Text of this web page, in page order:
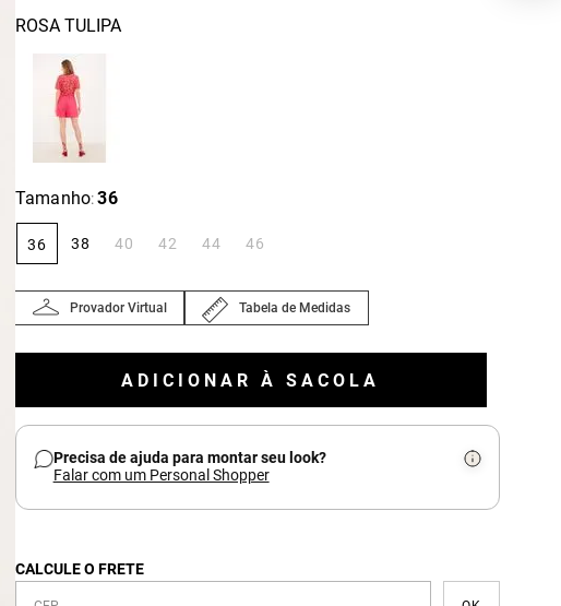
ROSA TULIPA
Tamanho: 36
36 38 40 42 44 46
Provador Virtual Tabela de Medidas
ADICIONAR À SACOLA
Precisa de ajuda para montar seu look?
Falar com um Personal Shopper
CALCULE O FRETE